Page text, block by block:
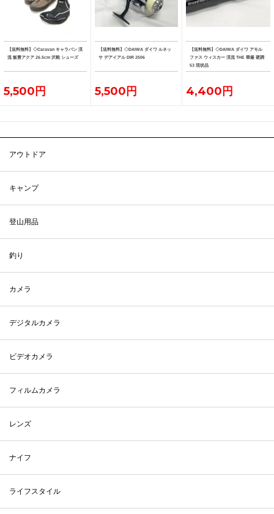
【送料無料】◇Caravan キャラバン 渓
流 飯豊アクア 26.5cm 沢靴 シューズ
5,500円
【送料無料】◇DAIWA ダイワ ルネッ
サ デアイアル DIR 2506
5,500円
【送料無料】◇DAIWA ダイワ アモル
ファス ウィスカー 渓流 THE 華厳 硬調
53 現状品
4,400円
アウトドア
キャンプ
登山用品
釣り
カメラ
デジタルカメラ
ビデオカメラ
フィルムカメラ
レンズ
ナイフ
ライフスタイル